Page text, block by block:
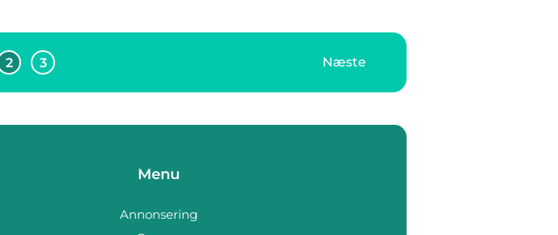
2 3 Næste
Menu
Annonsering